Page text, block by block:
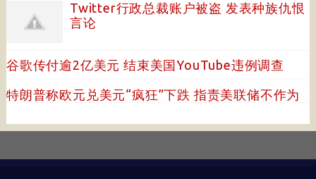
Twitter行政总裁账户被盗 发表种族仇恨
言论
谷歌传付逾2亿美元 结束美国YouTube违例调查
特朗普称欧元兑美元“疯狂”下跌 指责美联储不作为